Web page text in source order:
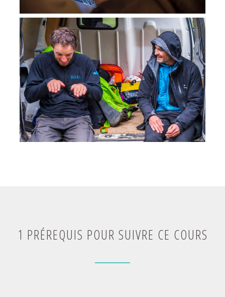
1 PRÉREQUIS POUR SUIVRE CE COURS